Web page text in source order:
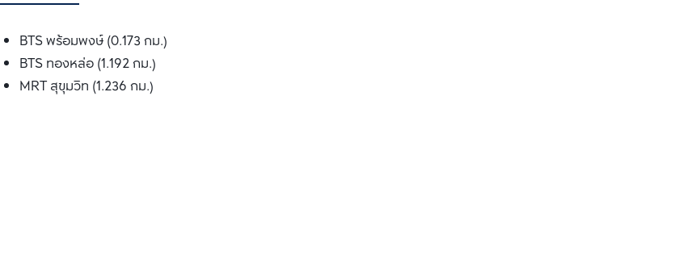
BTS พร้อมพงษ์ (0.173 กม.)
BTS ทองหล่อ (1.192 กม.)
MRT สุขุมวิท (1.236 กม.)